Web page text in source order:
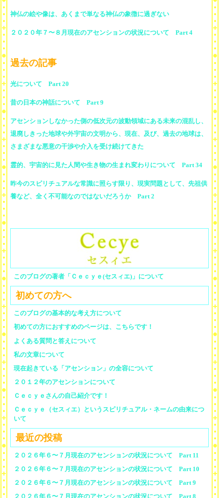
神仏の絵や像は、あくまで単なる神仏の象徴に過ぎない
２０２０年７〜８月現在のアセンションの状況について Part 4
過去の記事
光について Part 20
昔の日本の神話について Part 9
アセンションしなかった側の低次元の波動領域にある未来の混乱し、
退廃しきった地球や外宇宙の文明から、現在、及び、過去の地球は、
さまざまな悪意の干渉や介入を受け続けてきた
霊的、宇宙的に見た人間や生き物の生まれ変わりについて Part 34
昨今のスピリチュアルな常識に照らす限り、現実問題として、先祖供
養など、全く不可能なのではないだろうか Part 2
このブログの著者「Ｃｅｃｙｅ(セスィエ)」について
初めての方へ
このブログの基本的な考え方について
初めての方におすすめのページは、こちらです！
よくある質問と答えについて
私の文章について
現在起きている「アセンション」の全容について
２０１２年のアセンションについて
Ｃｅｃｙｅさんの自己紹介です！
Ｃｅｃｙｅ（セスィエ）というスピリチュアル・ネームの由来につ
いて
最近の投稿
２０２６年６〜７月現在のアセンションの状況について Part 11
２０２６年６〜７月現在のアセンションの状況について Part 10
２０２６年６〜７月現在のアセンションの状況について Part 9
２０２６年６〜７月現在のアセンションの状況について Part 8